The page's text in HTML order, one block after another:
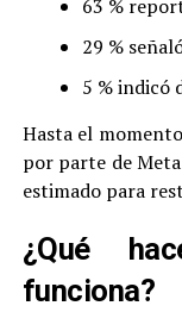
63 %
29 %
5 % indicó
Hasta el
por parte de
estimado para
¿Qué
funciona?